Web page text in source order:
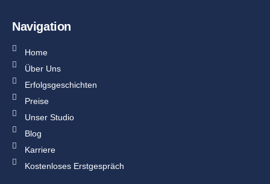
Navigation
Home
Über Uns
Erfolgsgeschichten
Preise
Unser Studio
Blog
Karriere
Kostenloses Erstgespräch